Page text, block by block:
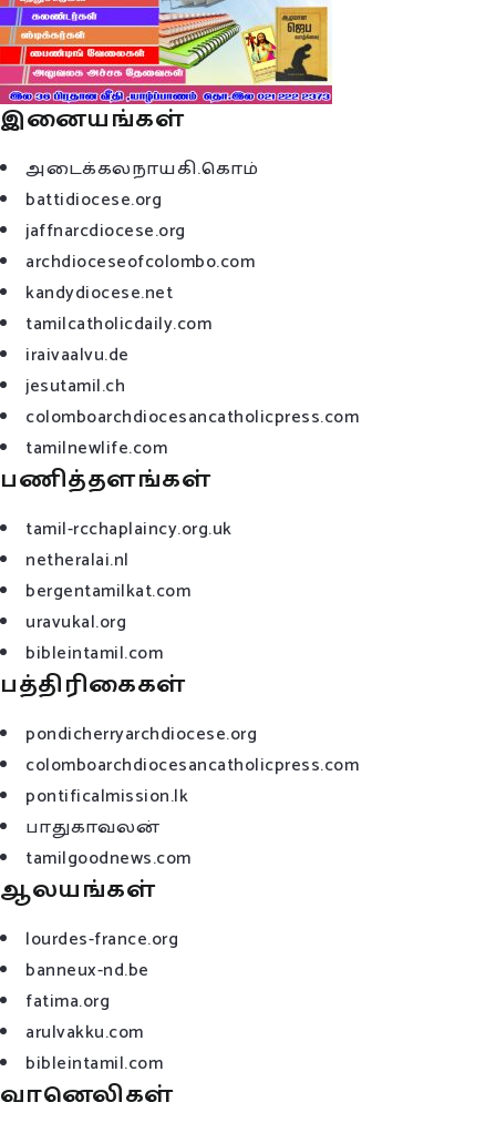
இனையங்கள்
அடைக்கலநாயகி.கொம்
battidiocese.org
jaffnarcdiocese.org
archdioceseofcolombo.com
kandydiocese.net
tamilcatholicdaily.com
iraivaalvu.de
jesutamil.ch
colomboarchdiocesancatholicpress.com
tamilnewlife.com
பணித்தளங்கள்
tamil-rcchaplaincy.org.uk
netheralai.nl
bergentamilkat.com
uravukal.org
bibleintamil.com
பத்திரிகைகள்
pondicherryarchdiocese.org
colomboarchdiocesancatholicpress.com
pontificalmission.lk
பாதுகாவலன்
tamilgoodnews.com
ஆலயங்கள்
lourdes-france.org
banneux-nd.be
fatima.org
arulvakku.com
bibleintamil.com
வானெலிகள்